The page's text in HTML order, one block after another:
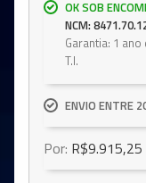
OK SOB
NCM:
Garantia: 1
T.I.
ENVIO ENTRE
Por: R$9.915,25